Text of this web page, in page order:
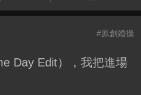
#原創婚攝
Day Edit），我把進場